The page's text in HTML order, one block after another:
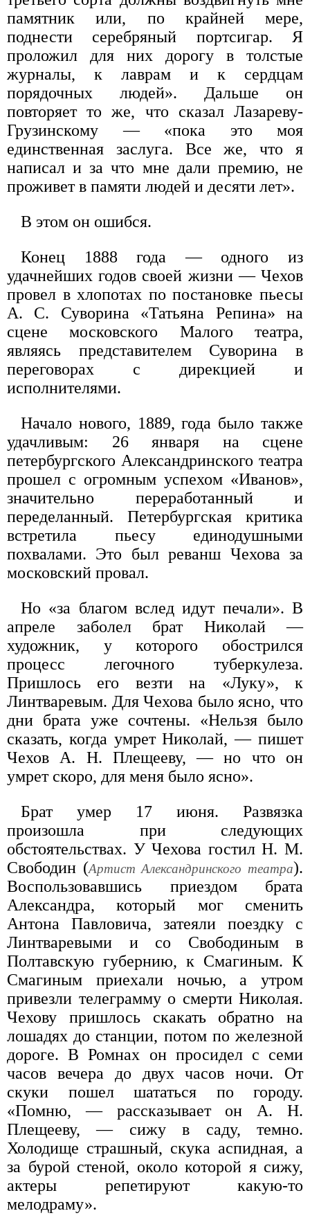
памятник или, по крайней мере,
поднести серебряный портсигар. Я
проложил для них дорогу в толстые
журналы, к лаврам и к сердцам
порядочных людей». Дальше он
повторяет то же, что сказал Лазареву-
Грузинскому — «пока это моя
единственная заслуга. Все же, что я
написал и за что мне дали премию, не
проживет в памяти людей и десяти лет».
В этом он ошибся.
Конец 1888 года — одного из
удачнейших годов своей жизни — Чехов
провел в хлопотах по постановке пьесы
А. С. Суворина «Татьяна Репина» на
сцене московского Малого театра,
являясь представителем Суворина в
переговорах с дирекцией и
исполнителями.
Начало нового, 1889, года было также
удачливым: 26 января на сцене
петербургского Александринского театра
прошел с огромным успехом «Иванов»,
значительно переработанный и
переделанный. Петербургская критика
встретила пьесу единодушными
похвалами. Это был реванш Чехова за
московский провал.
Но «за благом вслед идут печали». В
апреле заболел брат Николай —
художник, у которого обострился
процесс легочного туберкулеза.
Пришлось его везти на «Луку», к
Линтваревым. Для Чехова было ясно, что
дни брата уже сочтены. «Нельзя было
сказать, когда умрет Николай, — пишет
Чехов А. Н. Плещееву, — но что он
умрет скоро, для меня было ясно».
Брат умер 17 июня. Развязка
произошла при следующих
обстоятельствах. У Чехова гостил Н. М.
Свободин (Артист Александринского театра).
Воспользовавшись приездом брата
Александра, который мог сменить
Антона Павловича, затеяли поездку с
Линтваревыми и со Свободиным в
Полтавскую губернию, к Смагиным. К
Смагиным приехали ночью, а утром
привезли телеграмму о смерти Николая.
Чехову пришлось скакать обратно на
лошадях до станции, потом по железной
дороге. В Ромнах он просидел с семи
часов вечера до двух часов ночи. От
скуки пошел шататься по городу.
«Помню, — рассказывает он А. Н.
Плещееву, — сижу в саду, темно.
Холодище страшный, скука аспидная, а
за бурой стеной, около которой я сижу,
актеры репетируют какую-то
мелодраму».